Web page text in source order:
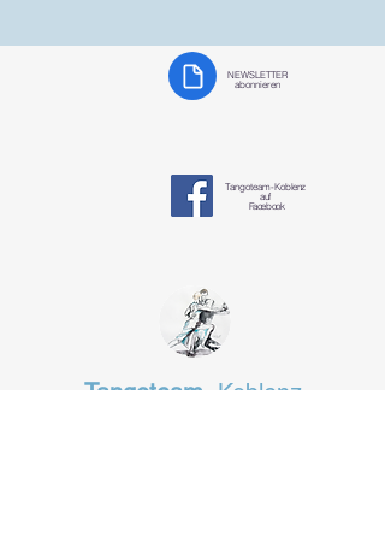
NEWSLETTER
abonnieren
Tangoteam-Koblenz
auf
Facebook
Tangoteam Koblenz